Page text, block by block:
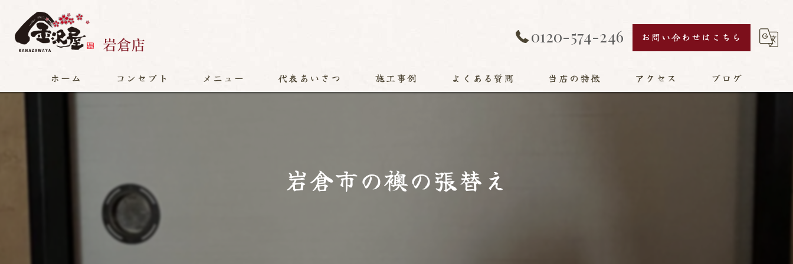
0120-574-246 お問い合わせはこちら
ホーム コンセプト メニュー 代表あいさつ 施工事例 よくある質問 当店の特徴 アクセス ブログ
岩倉市の襖の張替え